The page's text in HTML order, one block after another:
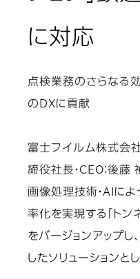
に対応
点検業務のさらなる
のDXに貢献
富士フイルム株式会社
締役社長・CEO：後藤
画像処理技術・AIに
率化を実現する「トン
をバージョンアップし
したソリューションと